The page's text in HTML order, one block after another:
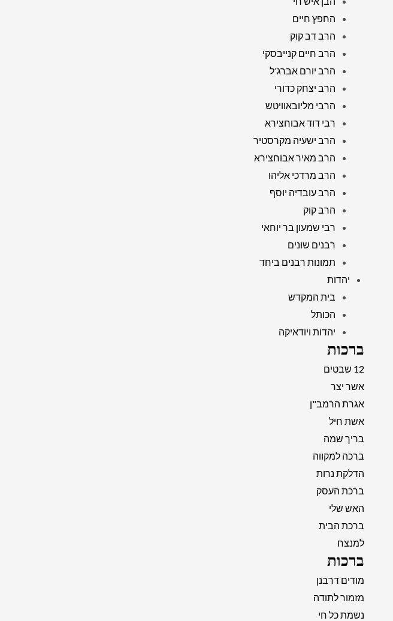
החפץ חיים
הרב דב קוק
הרב חיים קנייבסקי
הרב יורם אברג'ל
הרב יצחק כדורי
הרבי מליובאוויטש
רבי דוד אבוחצירא
הרב ישעיה מקרסטיר
הרב מאיר אבוחצירא
הרב מרדכי אליהו
הרב עובדיה יוסף
הרב קוק
רבי שמעון בר יוחאי
רבנים שונים
תמונות רבנים ביחד
יהדות
בית המקדש
הכותל
יהדות ויודאיקה
ברכות
12 שבטים
אשר יצר
אגרת הרמב"ן
אשת חיל
בריך שמה
ברכה למקווה
הדלקת נרות
ברכת העסק
האש שלי
ברכת הבית
למנצח
ברכות
מודים דרבנן
מזמור לתודה
נשמת כל חי